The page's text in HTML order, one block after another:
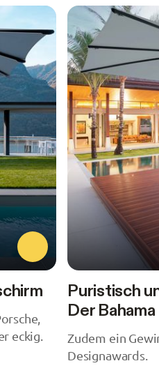
eckig.
Puristisch
Der
Zudem ein
Designawards.